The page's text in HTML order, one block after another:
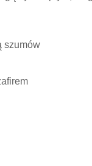
szumów